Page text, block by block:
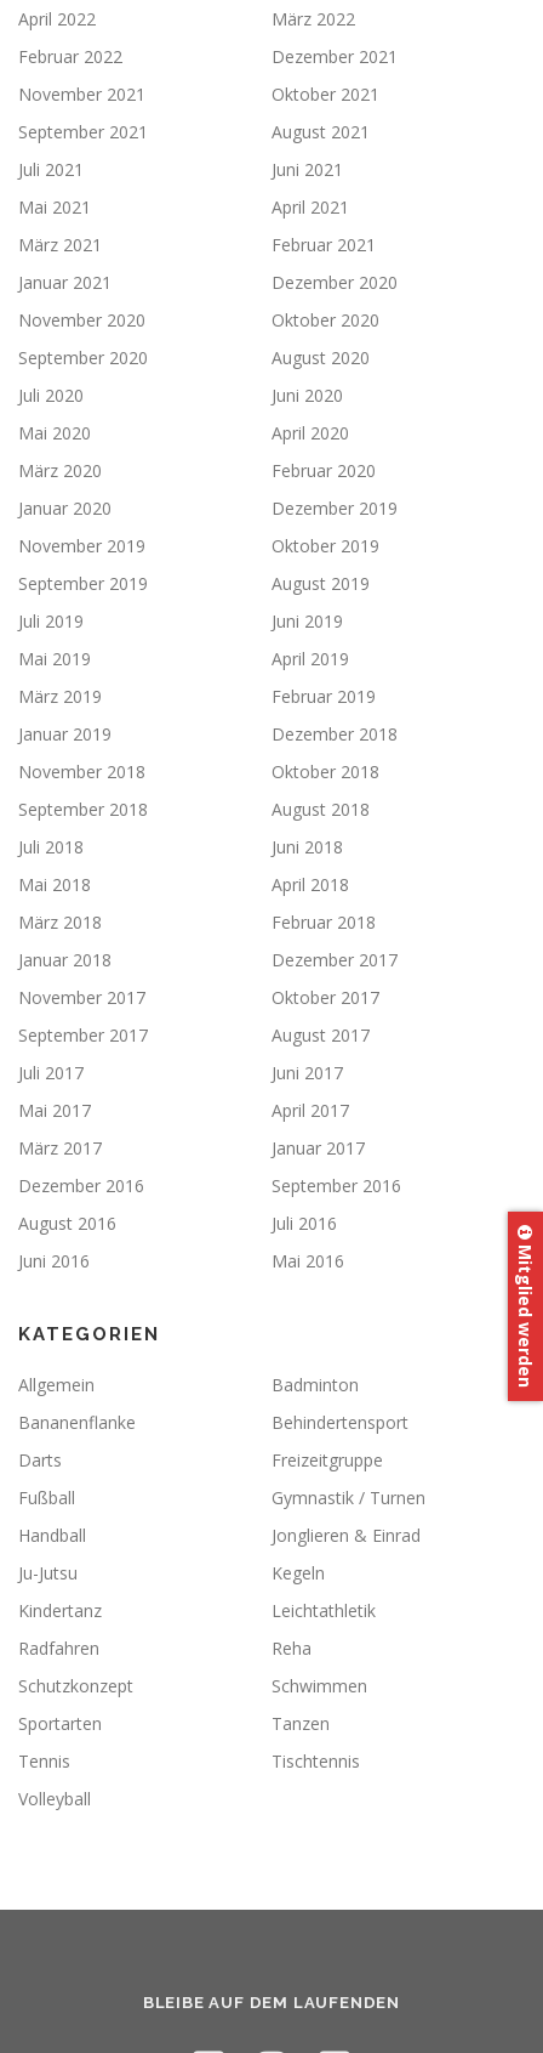
April 2022
März 2022
Februar 2022
Dezember 2021
November 2021
Oktober 2021
September 2021
August 2021
Juli 2021
Juni 2021
Mai 2021
April 2021
März 2021
Februar 2021
Januar 2021
Dezember 2020
November 2020
Oktober 2020
September 2020
August 2020
Juli 2020
Juni 2020
Mai 2020
April 2020
März 2020
Februar 2020
Januar 2020
Dezember 2019
November 2019
Oktober 2019
September 2019
August 2019
Juli 2019
Juni 2019
Mai 2019
April 2019
März 2019
Februar 2019
Januar 2019
Dezember 2018
November 2018
Oktober 2018
September 2018
August 2018
Juli 2018
Juni 2018
Mai 2018
April 2018
März 2018
Februar 2018
Januar 2018
Dezember 2017
November 2017
Oktober 2017
September 2017
August 2017
Juli 2017
Juni 2017
Mai 2017
April 2017
März 2017
Januar 2017
Dezember 2016
September 2016
August 2016
Juli 2016
Juni 2016
Mai 2016
KATEGORIEN
Allgemein
Badminton
Bananenflanke
Behindertensport
Darts
Freizeitgruppe
Fußball
Gymnastik / Turnen
Handball
Jonglieren & Einrad
Ju-Jutsu
Kegeln
Kindertanz
Leichtathletik
Radfahren
Reha
Schutzkonzept
Schwimmen
Sportarten
Tanzen
Tennis
Tischtennis
Volleyball
BLEIBE AUF DEM LAUFENDEN
Mitglied werden